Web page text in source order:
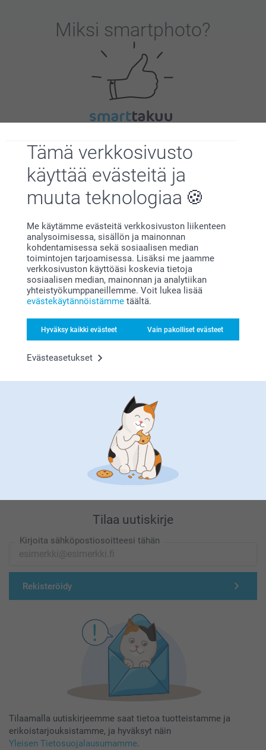
Tämä verkkosivusto
käyttää evästeitä ja
muuta teknologiaa
Me käytämme evästeitä verkkosivuston liikenteen
analysoimisessa, sisällön ja mainonnan
kohdentamisessa sekä sosiaalisen median
toimintojen tarjoamisessa. Lisäksi me jaamme
verkkosivuston käyttöäsi koskevia tietoja
sosiaalisen median, mainonnan ja analytiikan
yhteistyökumppaneillemme. Voit lukea lisää
evästekäytännöistämme täältä.
Hyväksy kaikki evästeet Vain pakolliset evästeet
Evästeasetukset
Miksi smartphoto?
Bonusta kaikista tilauksista
Olemme täällä sinun vuoksesi
Tilaa uutiskirje
Kirjoita sähköpostiosoitteesi tähän
Rekisteröidy
Tilaamalla uutiskirjeemme saat tietoa tuotteistamme ja
erikoistarjouksistamme, ja hyväksyt näin
Yleisen Tietosuojalausumamme.